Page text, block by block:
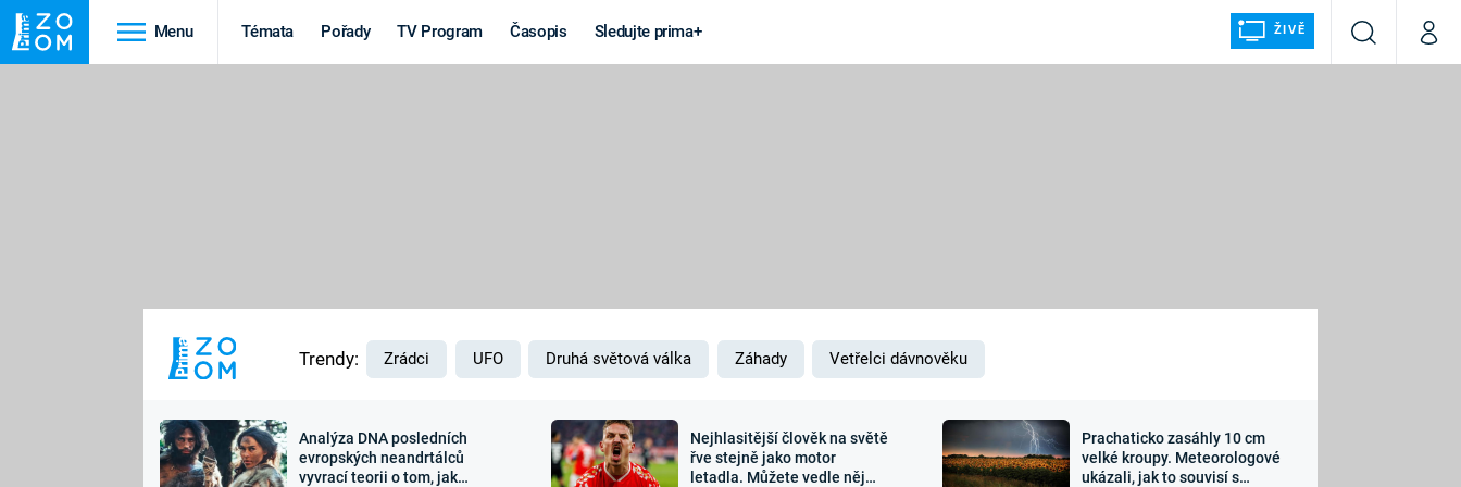
Menu Témata Pořady TV Program Časopis Sledujte prima+ ŽIVĚ
VyhledáváníMůj
MARS
Výročí
Záhady a
Zajímavosti Sledujte nás
Trendy: Zrádci UFO Druhá světová válka Záhady Vetřelci dávnověku
Analýza DNA posledních
evropských neandrtálců
vyvrací teorii o tom, jak
Nejhlasitější člověk na světě
řve stejně jako motor
letadla. Můžete vedle něj
Prachaticko zasáhly 10 cm
velké kroupy. Meteorologové
ukázali, jak to souvisí s